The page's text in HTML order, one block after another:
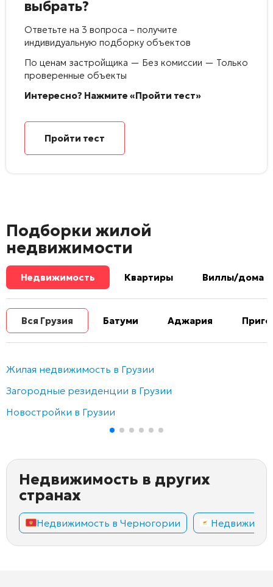
выбрать?
Ответьте на 3 вопроса – получите
индивидуальную подборку объектов
По ценам застройщика — Без комиссии — Только
проверенные объекты
Интересно? Нажмите «Пройти тест»
Пройти тест
Подборки жилой
недвижимости
Недвижимость Квартиры Виллы/дома
Вся Грузия Батуми Аджария
Жилая недвижимость в Грузии
Загородные резиденции в Грузии
Новостройки в Грузии
Недвижимость в других
странах
Недвижимость в Черногории